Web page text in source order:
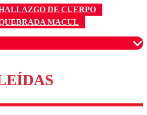
DE CUERPO
MACUL
son moderados para garantizar un
diálogo respetuoso.